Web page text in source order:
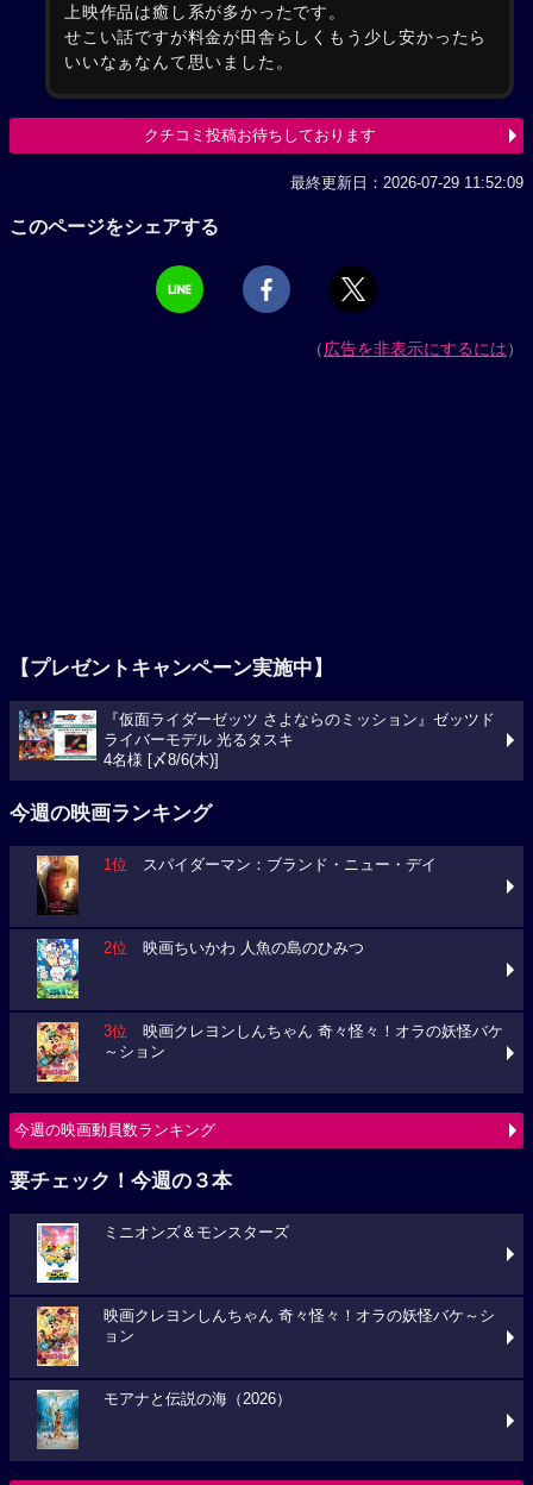
上映作品は癒し系が多かったです。
せこい話ですが料金が田舎らしくもう少し安かったら
いいなぁなんて思いました。
クチコミ投稿お待ちしております
最終更新日：2026-07-29 11:52:09
このページをシェアする
（広告を非表示にするには）
【プレゼントキャンペーン実施中】
『仮面ライダーゼッツ さよならのミッション』ゼッツド
ライバーモデル 光るタスキ
4名様 [〆8/6(木)]
今週の映画ランキング
1位 スパイダーマン：ブランド・ニュー・デイ
2位 映画ちいかわ 人魚の島のひみつ
3位 映画クレヨンしんちゃん 奇々怪々！オラの妖怪バケ
～ション
今週の映画動員数ランキング
要チェック！今週の３本
ミニオンズ＆モンスターズ
映画クレヨンしんちゃん 奇々怪々！オラの妖怪バケ～シ
ョン
モアナと伝説の海（2026）